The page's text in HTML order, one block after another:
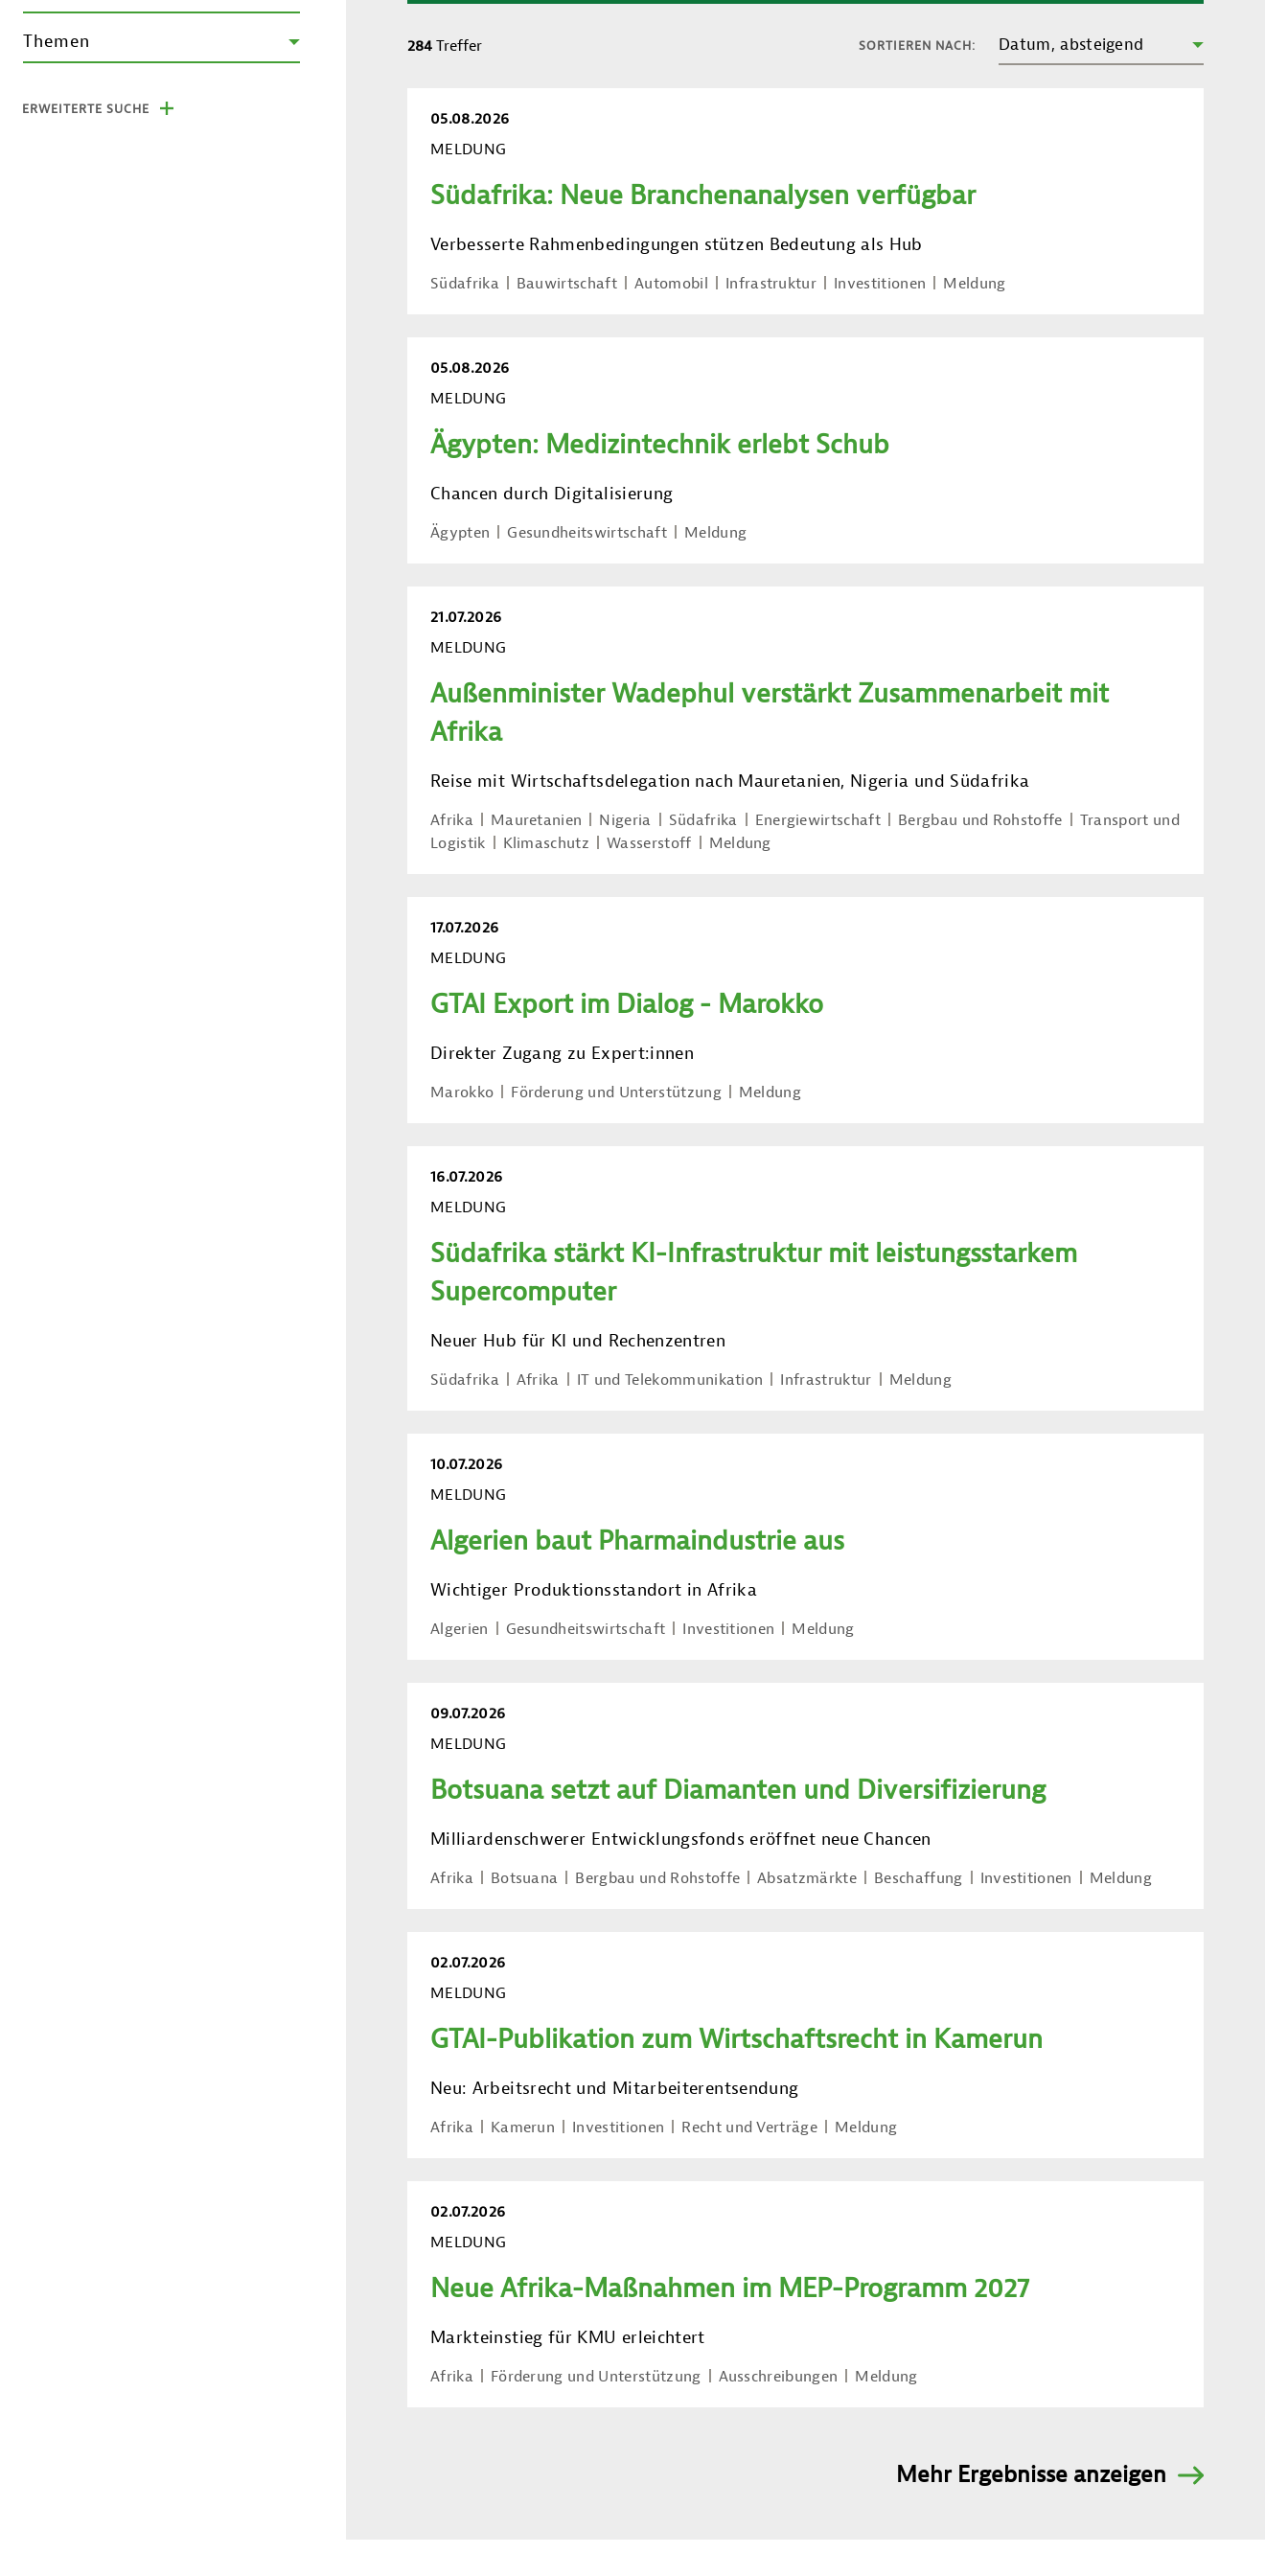
Themen
ERWEITERTE SUCHE
284Treffer SORTIEREN NACH: Datum, absteigend
05.08.2026
MELDUNG
Südafrika: Neue Branchenanalysen verfügbar
Verbesserte Rahmenbedingungen stützen Bedeutung als Hub
Südafrika Bauwirtschaft Automobil Infrastruktur Investitionen Meldung
05.08.2026
MELDUNG
Ägypten: Medizintechnik erlebt Schub
Chancen durch Digitalisierung
Ägypten Gesundheitswirtschaft Meldung
21.07.2026
MELDUNG
Außenminister Wadephul verstärkt Zusammenarbeit mit
Afrika
Reise mit Wirtschaftsdelegation nach Mauretanien, Nigeria und Südafrika
Afrika Mauretanien Nigeria Südafrika Energiewirtschaft Bergbau und Rohstoffe
Transport und
Logistik
Klimaschutz Wasserstoff Meldung
17.07.2026
MELDUNG
GTAI Export im Dialog - Marokko
Direkter Zugang zu Expert:innen
Marokko Förderung und Unterstützung Meldung
16.07.2026
MELDUNG
Südafrika stärkt KI-Infrastruktur mit leistungsstarkem
Supercomputer
Neuer Hub für KI und Rechenzentren
Südafrika Afrika IT und Telekommunikation Infrastruktur Meldung
10.07.2026
MELDUNG
Algerien baut Pharmaindustrie aus
Wichtiger Produktionsstandort in Afrika
Algerien Gesundheitswirtschaft Investitionen Meldung
09.07.2026
MELDUNG
Botsuana setzt auf Diamanten und Diversifizierung
Milliardenschwerer Entwicklungsfonds eröffnet neue Chancen
Afrika Botsuana Bergbau und Rohstoffe Absatzmärkte Beschaffung Investitionen Meldung
02.07.2026
MELDUNG
GTAI-Publikation zum Wirtschaftsrecht in Kamerun
Neu: Arbeitsrecht und Mitarbeiterentsendung
Afrika Kamerun Investitionen Recht und Verträge Meldung
02.07.2026
MELDUNG
Neue Afrika-Maßnahmen im MEP-Programm 2027
Markteinstieg für KMU erleichtert
Afrika Förderung und Unterstützung Ausschreibungen Meldung
Mehr Ergebnisse anzeigen